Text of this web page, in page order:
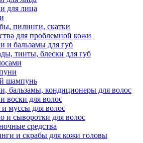
для лица
пилинги, скатки
для проблемной кожи
и бальзамы для губ
тинты, блески для губ
шампунь
бальзамы, кондиционеры для волос
воски для волос
муссы для волос
и сыворотки для волос
средства
и скрабы для кожи головы